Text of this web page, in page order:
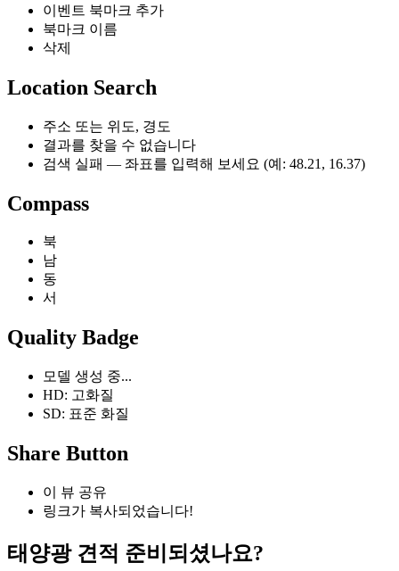
이벤트 북마크 추가
북마크 이름
삭제
Location Search
주소 또는 위도, 경도
결과를 찾을 수 없습니다
검색 실패 — 좌표를 입력해 보세요 (예: 48.21, 16.37)
Compass
북
남
동
서
Quality Badge
모델 생성 중...
HD: 고화질
SD: 표준 화질
Share Button
이 뷰 공유
링크가 복사되었습니다!
태양광 견적 준비되셨나요?